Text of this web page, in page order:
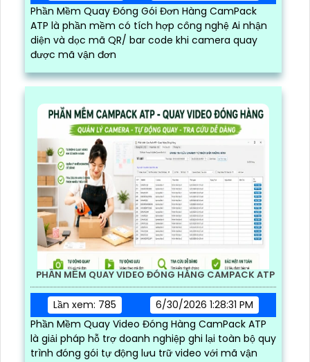
Phần Mềm Quay Đóng Gói Đơn Hàng CamPack
ATP là phần mềm có tích hợp công nghệ Ai nhận
diện và dọc mã QR/ bar code khi camera quay
được mã vận đơn
PHẦN MỀM QUAY VIDEO ĐÓNG HÀNG CAMPACK ATP
Lần xem: 785
6/30/2026 1:28:31 PM
Phần Mềm Quay Video Đóng Hàng CamPack ATP
là giải pháp hỗ trợ doanh nghiệp ghi lại toàn bộ quy
trình đóng gói tự động lưu trữ video với mã vận